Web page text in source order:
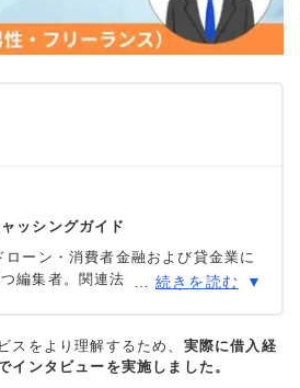
ッシングガイド
ローン・消費者金融および貸金業に
編集者。関連法規（貸金業法・金
を怠らず、自身も当サイトにおい
を執筆。生活に欠かせない「お金」
続きを読む
スをより理解するため、 実際に借入経
インタビューを実施しました。